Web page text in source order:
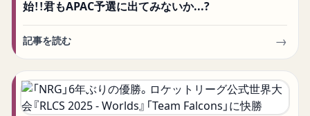
始！！君もAPAC予選に出てみないか...?
記事を読む →